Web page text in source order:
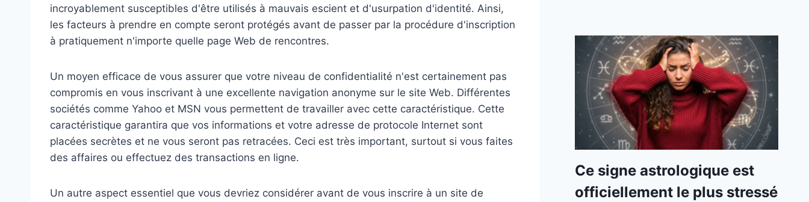
incroyablement susceptibles d'être utilisés à mauvais escient et d'usurpation d'identité. Ainsi,
les facteurs à prendre en compte seront protégés avant de passer par la procédure d'inscription
à pratiquement n'importe quelle page Web de rencontres.
Un moyen efficace de vous assurer que votre niveau de confidentialité n'est certainement pas
compromis en vous inscrivant à une excellente navigation anonyme sur le site Web. Différentes
sociétés comme Yahoo et MSN vous permettent de travailler avec cette caractéristique. Cette
caractéristique garantira que vos informations et votre adresse de protocole Internet sont
placées secrètes et ne vous seront pas retracées. Ceci est très important, surtout si vous faites
des affaires ou effectuez des transactions en ligne.
Un autre aspect essentiel que vous devriez considérer avant de vous inscrire à un site de
Ce signe astrologique est
officiellement le plus stressé